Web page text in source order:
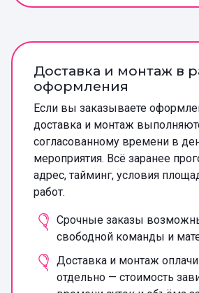
Доставка и монтаж в
оформления
Если вы заказываете
доставка и монтаж
согласованному времени в
мероприятия. Всё заранее
адрес, тайминг, условия
работ.
Срочные заказы
свободной команды и
Доставка и монтаж
отдельно — стоимость